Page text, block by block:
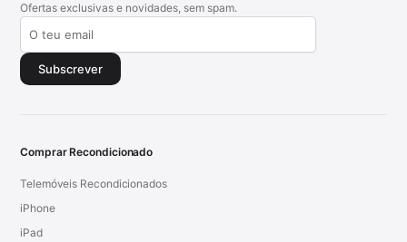
Ofertas exclusivas e novidades, sem spam.
Subscrever
Comprar Recondicionado
Telemóveis Recondicionados
iPhone
iPad